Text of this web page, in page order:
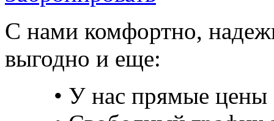
С нами комфортно,
выгодно и еще:
• У нас прямые цены